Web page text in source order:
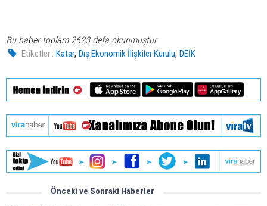
Bu haber toplam 2623 defa okunmuştur
Etiketler : Katar,Dış Ekonomik İlişkiler Kurulu,DEİK
Önceki ve Sonraki Haberler